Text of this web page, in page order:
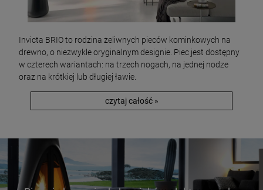
Invicta BRIO to rodzina żeliwnych pieców kominkowych na
drewno, o niezwykle oryginalnym designie. Piec jest dostępny
w czterech wariantach: na trzech nogach, na jednej nodze
oraz na krótkiej lub długiej ławie.
czytaj całość »